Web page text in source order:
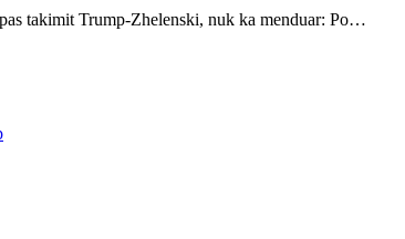
takimit Trump-Zhelenski, nuk ka menduar: Po…